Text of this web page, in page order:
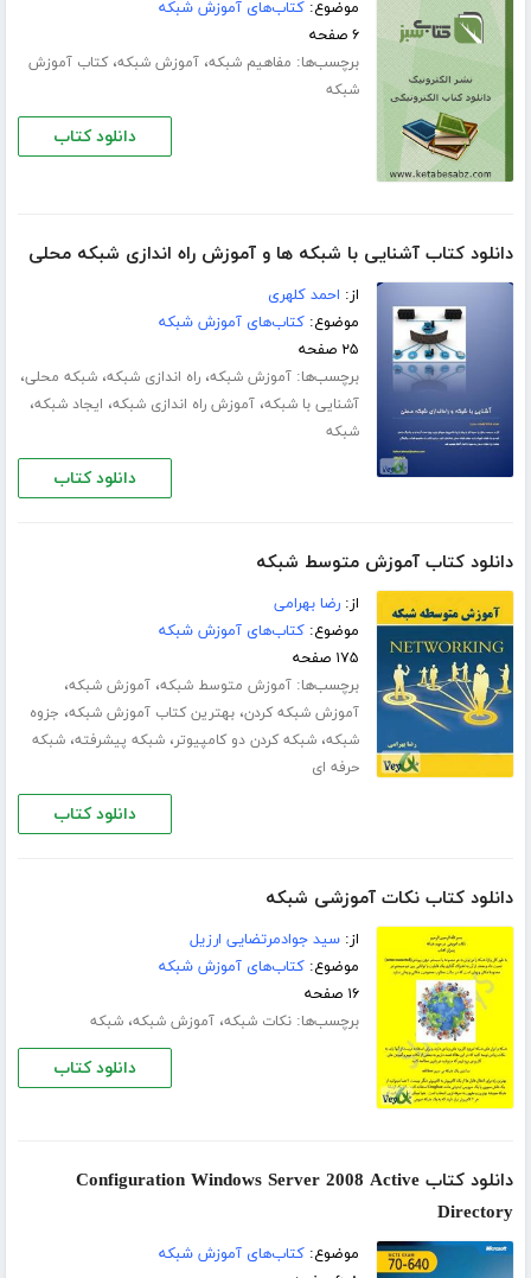
موضوع:کتاب‌های آموزش شبکه
۶ صفحه
برچسب‌ها: مفاهیم شبکه،آموزش شبکه،کتاب آموزش
شبکه
دانلود کتاب
دانلود کتاب آشنایی با شبکه ها و آموزش راه اندازی شبکه محلی
از: احمد کلهری
موضوع:کتاب‌های آموزش شبکه
۲۵ صفحه
برچسب‌ها:آموزش شبکه،راه اندازی شبکه،شبکه محلی،
آشنایی با شبکه،آموزش راه اندازی شبکه، ایجاد شبکه،
شبکه
دانلود کتاب
دانلود کتاب آموزش متوسط شبکه
از:رضا بهرامی
موضوع:کتاب‌های آموزش شبکه
۱۷۵ صفحه
برچسب‌ها:آموزش متوسط شبکه،آموزش شبکه،
آموزش شبکه کردن،بهترین کتاب آموزش شبکه، جزوه
شبکه،شبکه کردن دو کامپیوتر،شبکه پیشرفته،شبکه
حرفه ای
دانلود کتاب
دانلود کتاب نکات آموزشی شبکه
از:سید جوادمرتضایی ارزیل
موضوع:کتاب‌های آموزش شبکه
۱۶ صفحه
برچسب‌ها:نکات شبکه،آموزش شبکه،شبکه
دانلود کتاب
دانلود کتاب Configuration Windows Server 2008 Active
Directory
موضوع:کتاب‌های آموزش شبکه